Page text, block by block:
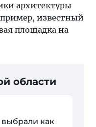
архитектуры
известный
площадка на
области
как